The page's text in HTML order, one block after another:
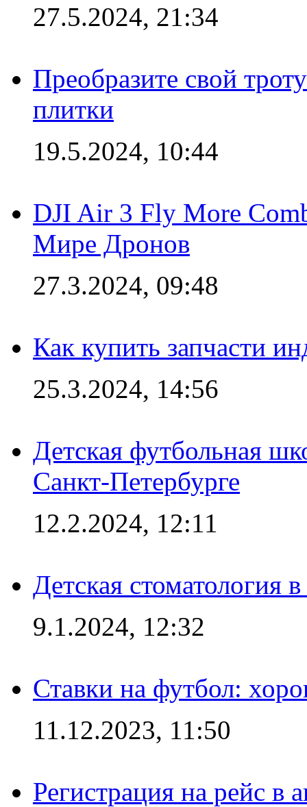
27.5.2024, 21:34
Преобразите свой
плитки
19.5.2024, 10:44
DJI Air 3 Fly More
Мире Дронов
27.3.2024, 09:48
Как купить запчасти
25.3.2024, 14:56
Детская футбольная
Санкт-Петербурге
12.2.2024, 12:11
Детская стоматология
9.1.2024, 12:32
Ставки на футбол:
11.12.2023, 11:50
Регистрация на рейс в